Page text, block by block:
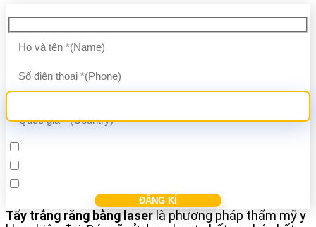
Tẩy trắng răng bằng laserlà phương pháp thẩm mỹ y